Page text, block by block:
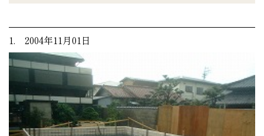
1. 2004年11月01日